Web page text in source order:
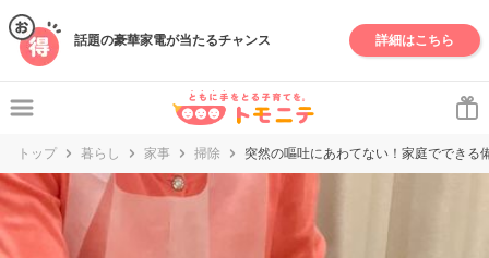
話題の豪華家電が当たるチャンス 詳細はこちら
トップ 暮らし 家事 掃除 突然の嘔吐にあわてない！家庭でできる